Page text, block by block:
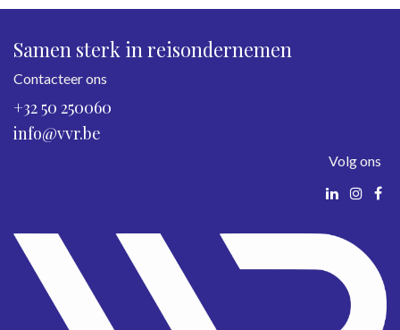
Samen sterk in reisondernemen
Contacteer ons
+32 50 250060
info@vvr.be
Volg ons